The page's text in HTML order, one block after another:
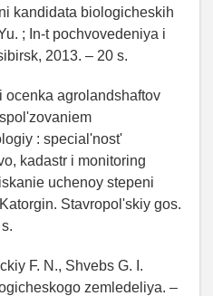
kandidata biologicheskih
; In-t pochvovedeniya i
2013. – 20 s.
ocenka agrolandshaftov
: special'nost'
kadastr i monitoring
uchenoy stepeni
Stavropol'skiy gos.
F. N., Shvebs G. I.
zemledeliya. –